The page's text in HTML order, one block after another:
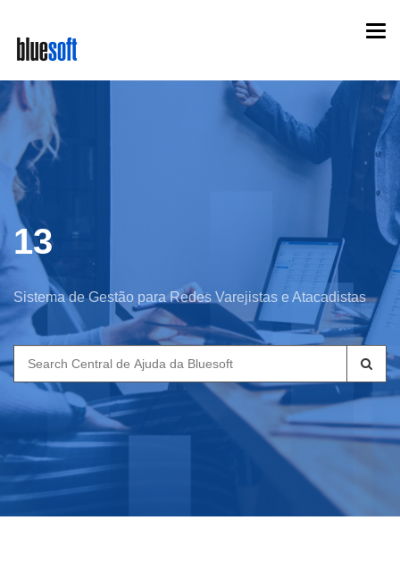
main
content
13
Sistema de Gestão para Redes Varejistas e Atacadistas
Search
for: